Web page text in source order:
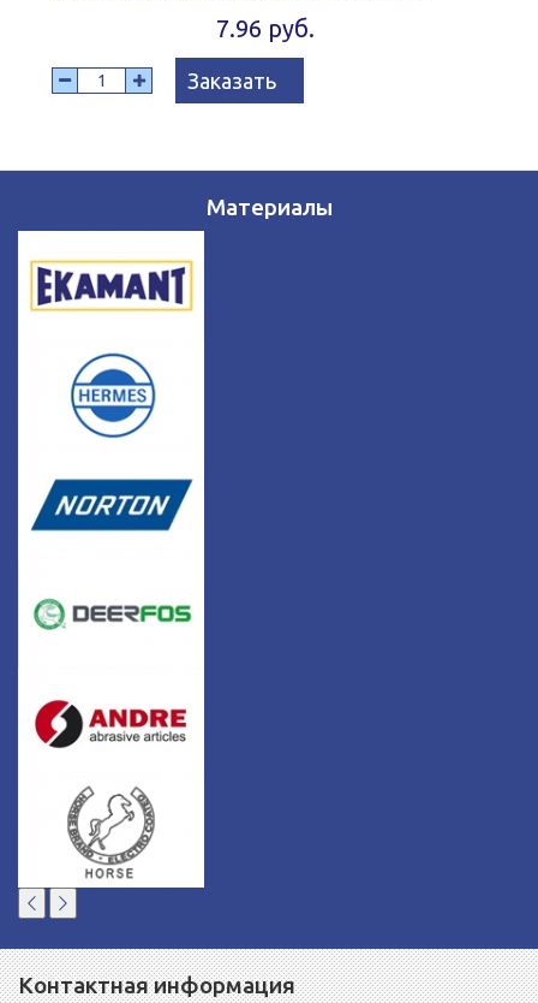
7.96 руб.
Заказать
Материалы
Контактная информация